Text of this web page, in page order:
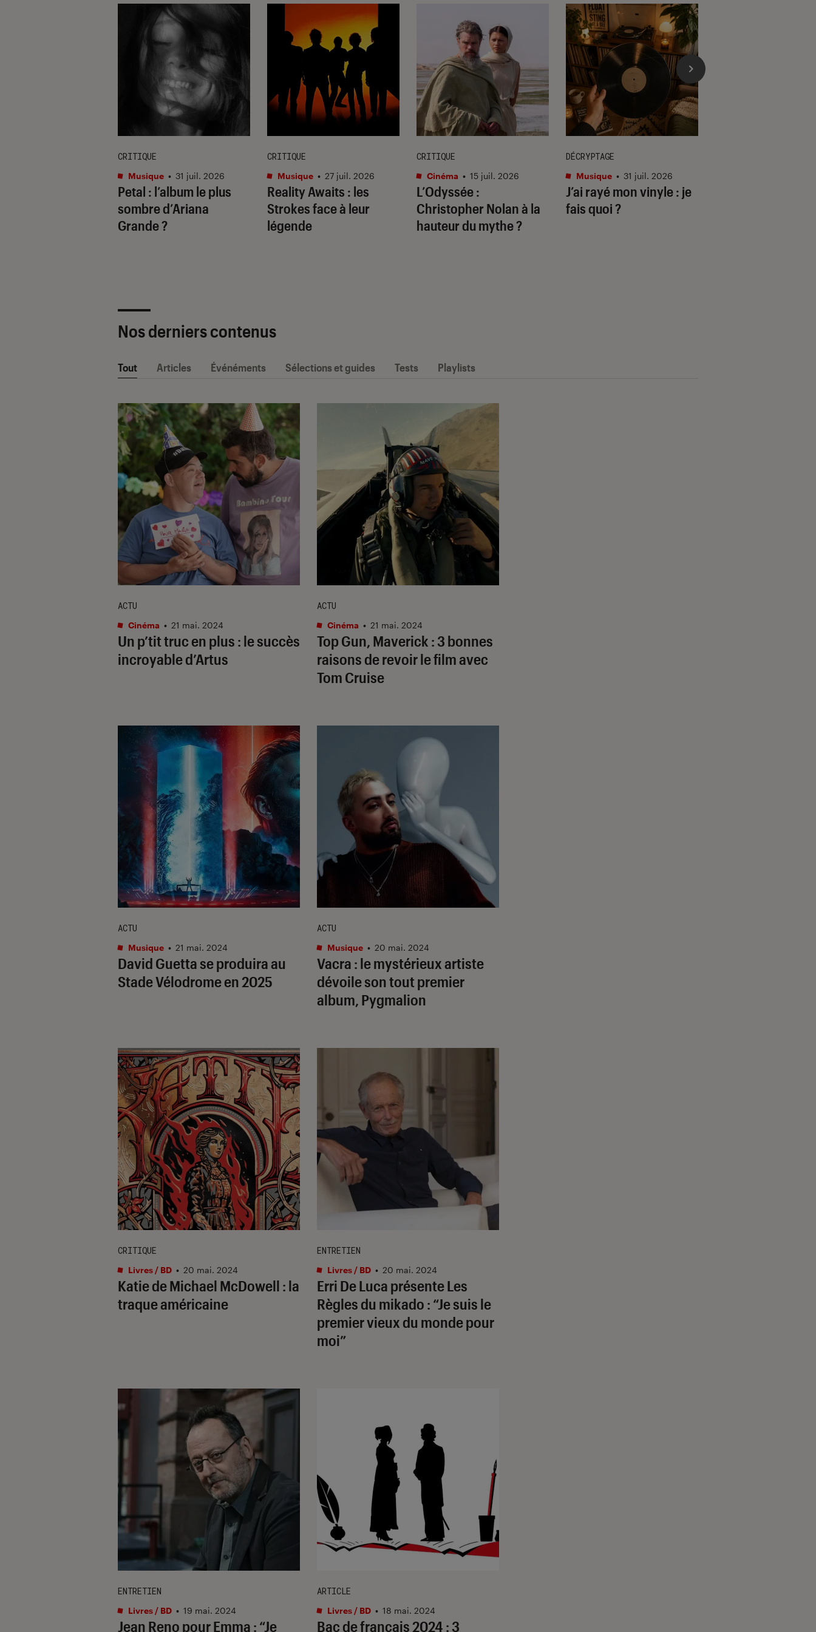
Petal : l’album le plus
sombre d’Ariana
Grande ?
CRITIQUE
Musique • 31 juil. 2026
Reality Awaits : les
Strokes face à leur
légende
CRITIQUE
Musique • 27 juil. 2026
L’Odyssée:
Christopher Nolan à la
hauteur du mythe ?
CRITIQUE
Cinéma • 15 juil. 2026
J’ai rayé mon vinyle : je
fais quoi ?
DÉCRYPTAGE
Musique • 31 juil. 2026
Nos derniers contenus
Tout Articles Événéments Sélections et guides Tests Playlists
Un p’tit truc en plus : le succès
incroyable d’Artus
ACTU
Cinéma • 21 mai. 2024
Top Gun, Maverick : 3 bonnes
raisons de revoir le film avec
Tom Cruise
ACTU
Cinéma • 21 mai. 2024
David Guetta se produira au
Stade Vélodrome en 2025
ACTU
Musique • 21 mai. 2024
Vacra : le mystérieux artiste
dévoile son tout premier
album, Pygmalion
ACTU
Musique • 20 mai. 2024
Katiede Michael McDowell : la
traque américaine
CRITIQUE
Livres / BD • 20 mai. 2024
Erri De Luca présenteLes
Règles du mikado : “Je suis le
premier vieux du monde pour
moi”
ENTRETIEN
Livres / BD • 20 mai. 2024
​​Jean Reno pourEmma : “Je
ENTRETIEN
Livres / BD • 19 mai. 2024
Bac de français 2024 : 3
ARTICLE
Livres / BD • 18 mai. 2024